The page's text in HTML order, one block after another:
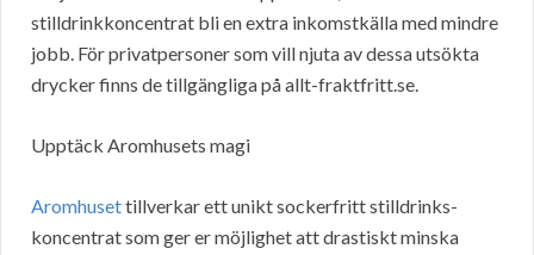
stilldrinkkoncentrat bli en extra inkomstkälla med mindre
jobb. För privatpersoner som vill njuta av dessa utsökta
drycker finns de tillgängliga på allt-fraktfritt.se.
Upptäck Aromhusets magi
Aromhusettillverkar ett unikt sockerfritt stilldrinks-
koncentrat som ger er möjlighet att drastiskt minska